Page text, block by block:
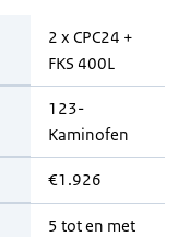
2 x CPC24 +
FKS 400L
123-
Kaminofen
€1.926
5 tot en met